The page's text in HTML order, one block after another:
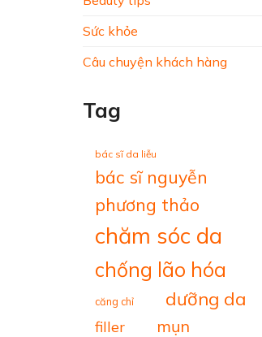
Sức khỏe
Câu chuyện khách hàng
Tag
bác sĩ da liễu
bác sĩ nguyễn
phương thảo
chăm sóc da
chống lão hóa
căng chỉ dưỡng da
filler mụn